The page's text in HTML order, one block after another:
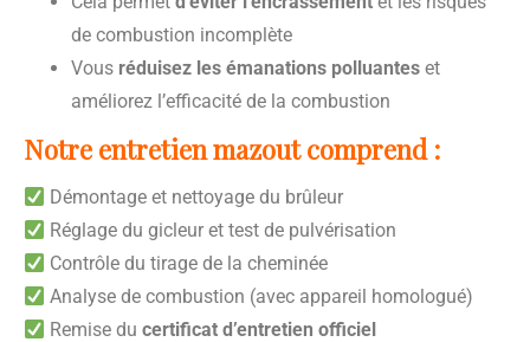
de combustion incomplète
Vous réduisez les émanations polluantes et
améliorez l’efficacité de la combustion
Notre entretien mazout comprend :
Démontage et nettoyage du brûleur
Réglage du gicleur et test de pulvérisation
Contrôle du tirage de la cheminée
Analyse de combustion (avec appareil homologué)
Remise ducertificat d’entretien officiel